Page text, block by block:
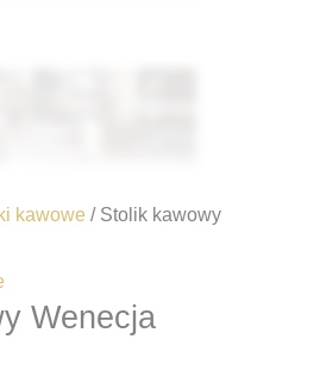
kawowe / Stolik kawowy
Wenecja